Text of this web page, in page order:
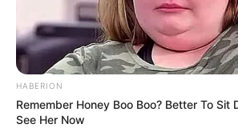
HABERION
Remember Honey Boo Boo? Better To Sit
See Her Now